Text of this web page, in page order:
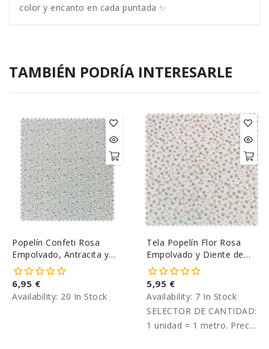
color y encanto en cada puntada ✨
TAMBIÉN PODRÍA INTERESARLE
Popelín Confeti Rosa
Empolvado, Antracita y
Pistacho
6,95 €
Availability: 20 In Stock
Tela Popelín Flor Rosa
Empolvado y Diente de
León Gris
5,95 €
Availability: 7 In Stock
SELECTOR DE CANTIDAD:
1 unidad = 1 metro. Precio